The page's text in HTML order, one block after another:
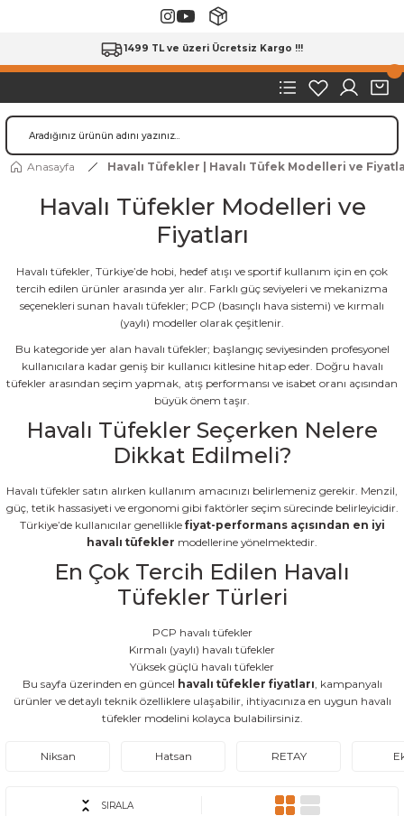
1499 TL ve üzeri Ücretsiz Kargo !!!
Anasayfa Havalı Tüfekler | Havalı Tüfek Modelleri ve
Havalı Tüfekler Modelleri ve
Fiyatları
Havalı tüfekler, Türkiye’de hobi, hedef atışı ve sportif kullanım için en çok
tercih edilen ürünler arasında yer alır. Farklı güç seviyeleri ve mekanizma
seçenekleri sunan havalı tüfekler; PCP (basınçlı hava sistemi) ve kırmalı
(yaylı) modeller olarak çeşitlenir.
Bu kategoride yer alan havalı tüfekler; başlangıç seviyesinden profesyonel
kullanıcılara kadar geniş bir kullanıcı kitlesine hitap eder. Doğru havalı
tüfekler arasından seçim yapmak, atış performansı ve isabet oranı açısından
büyük önem taşır.
Havalı Tüfekler Seçerken Nelere
Dikkat Edilmeli?
Havalı tüfekler satın alırken kullanım amacınızı belirlemeniz gerekir. Menzil,
güç, tetik hassasiyeti ve ergonomi gibi faktörler seçim sürecinde belirleyicidir.
Türkiye’de kullanıcılar genellikle fiyat-performans açısından en iyi
havalı tüfekler modellerine yönelmektedir.
En Çok Tercih Edilen Havalı
Tüfekler Türleri
PCP havalı tüfekler
Kırmalı (yaylı) havalı tüfekler
Yüksek güçlü havalı tüfekler
Bu sayfa üzerinden en güncel havalı tüfekler fiyatları, kampanyalı
ürünler ve detaylı teknik özelliklere ulaşabilir, ihtiyacınıza en uygun havalı
tüfekler modelini kolayca bulabilirsiniz.
Niksan Hatsan RETAY
SIRALA